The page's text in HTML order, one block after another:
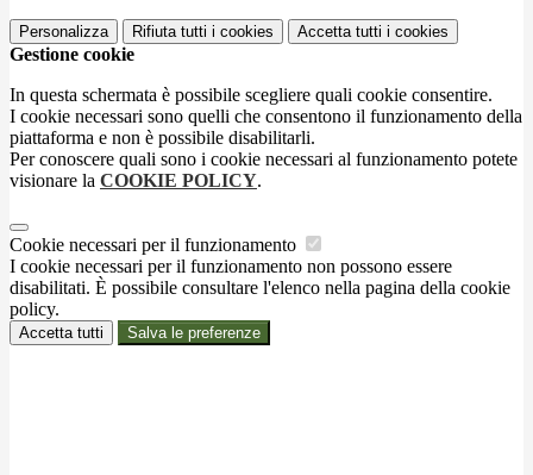
Personalizza Rifiuta tutti i cookies Accetta tutti i cookies
Gestione cookie
In questa schermata è possibile scegliere quali cookie consentire.
I cookie necessari sono quelli che consentono il funzionamento della
piattaforma e non è possibile disabilitarli.
Per conoscere quali sono i cookie necessari al funzionamento potete
visionare la COOKIE POLICY.
Cookie necessari per il funzionamento
I cookie necessari per il funzionamento non possono essere
disabilitati. È possibile consultare l'elenco nella pagina della cookie
policy.
Accetta tutti Salva le preferenze